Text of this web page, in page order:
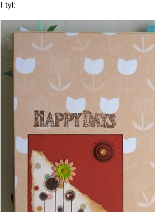
I tył: